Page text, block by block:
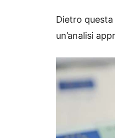
Dietro questa
un’analisi